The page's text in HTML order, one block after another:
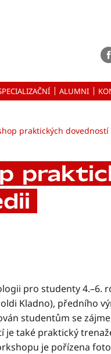
ALUMNI
praktických
pro studenty 4.–6.
Kladno), předního
studentům se
také praktický
je pořízena